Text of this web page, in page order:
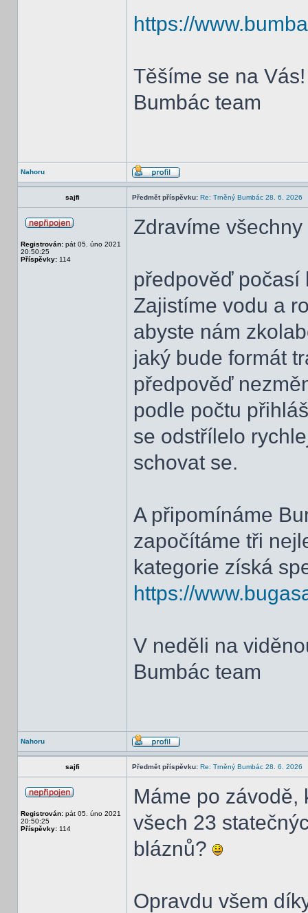
https://
Těšíme se na Vás!
Bumbác team
Nahoru
sajfi Předmět příspěvku: Re: Trněný Bumbác 28. 6. 2026
Registrován: pát 05. úno 2021
20:50:25
Příspěvky: 114
Zdravíme všechny
předpověď počasí
Zajistíme vodu a
abyste nám
jaký bude formát
předpověď
podle počtu
se odstřílelo
schovat se.
A připomínáme
započítáme tři
kategorie získá
https://
V neděli na
Bumbác team
Nahoru
sajfi Předmět příspěvku: Re: Trněný Bumbác 28. 6. 2026
Registrován: pát 05. úno 2021
20:50:25
Příspěvky: 114
Máme po závodě,
všech 23
bláznů?
Opravdu všem